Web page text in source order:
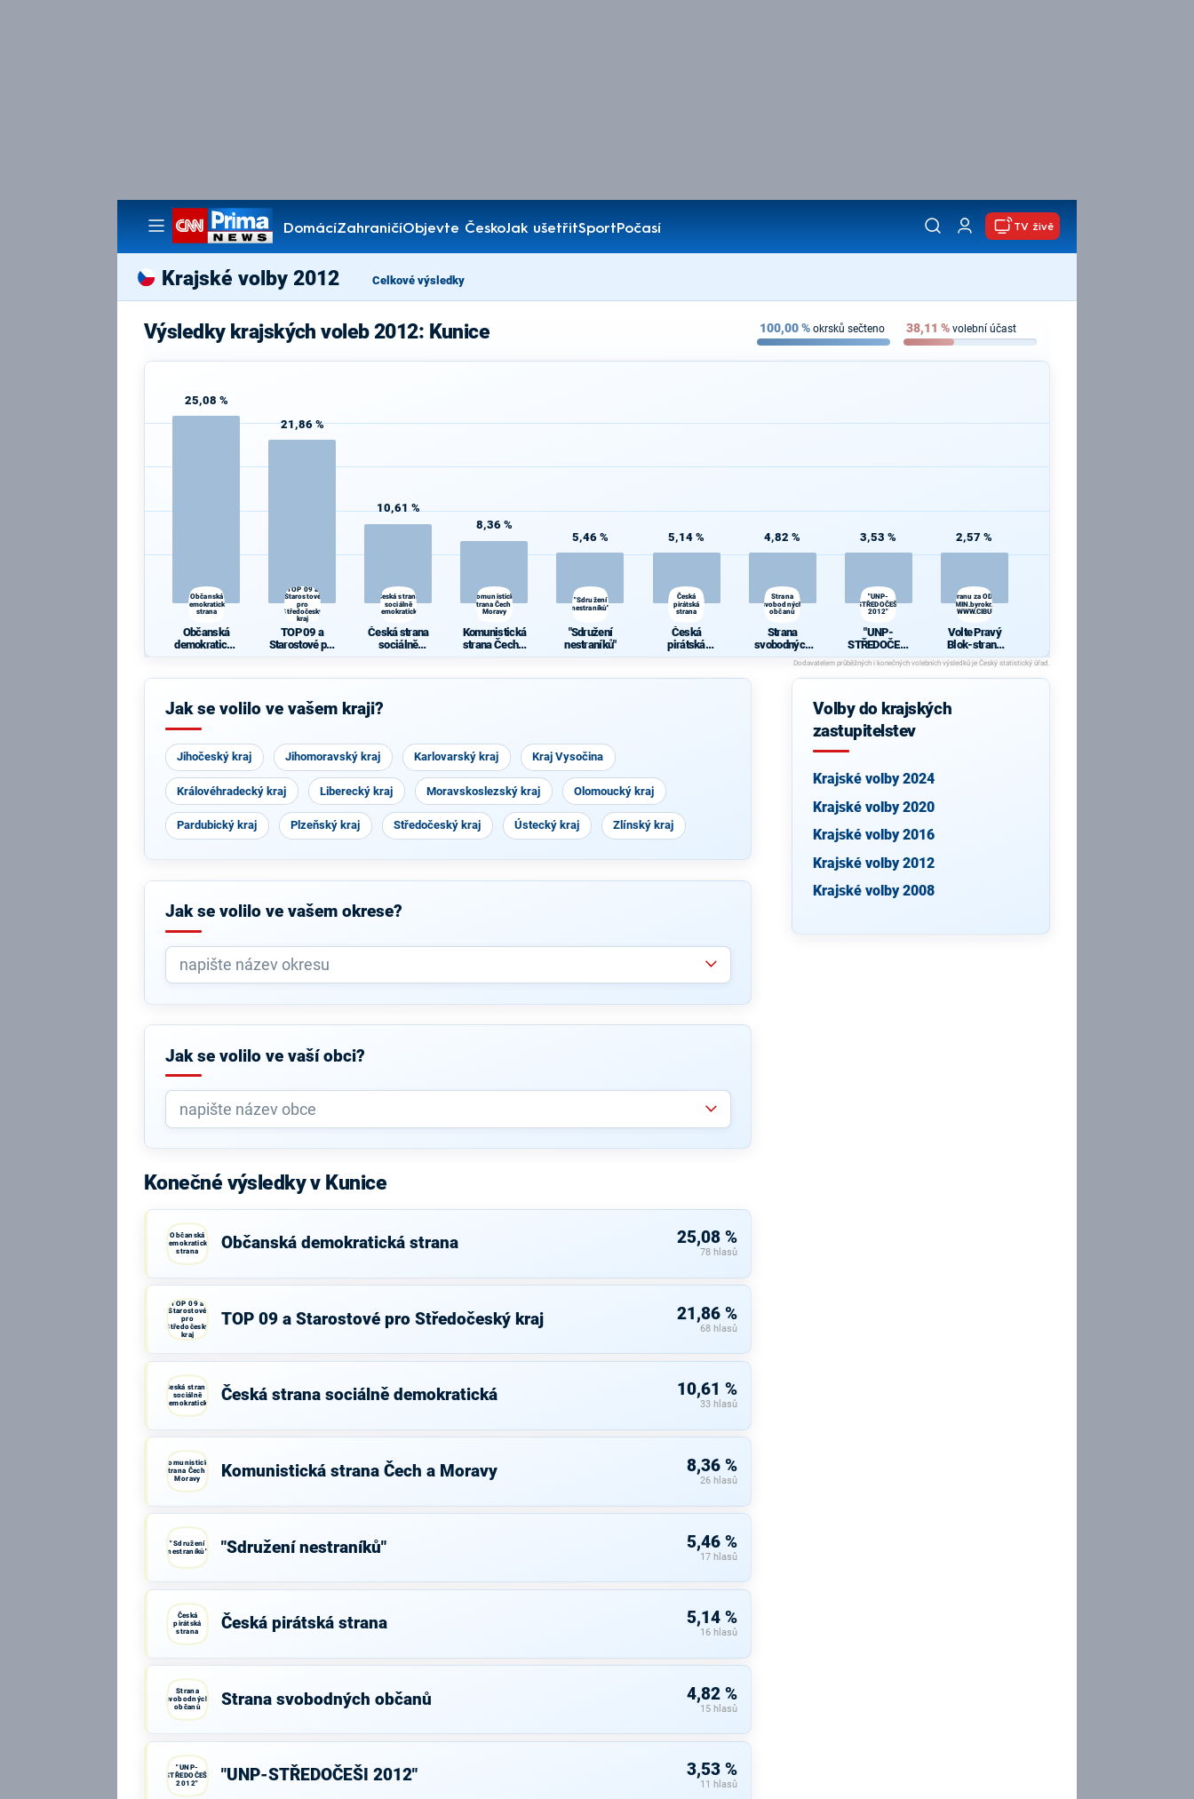
DomácíZahraničíObjevte ČeskoJak ušetřitSportPočasí
Pořady
TV živě
Krajské volby 2012 Celkové výsledky
Výsledky krajských voleb 2012: Kunice 100,00% okrsků sečteno 38,11 % volební účast
25,08 %
Občanská
demokratická
strana
Občanská
demokratická
21,86 %
TOP 09 a
Starostové
pro
Středočeský
kraj
TOP 09 a
Starostové pro
10,61 %
Česká strana
sociálně
demokratická
Česká strana
sociálně
8,36 %
Komunistická
strana Čech a
Moravy
Komunistická
strana Čech a
5,46 %
"Sdružení
nestraníků"
"Sdružení
nestraníků"
5,14 %
Česká
pirátská
strana
Česká
pirátská
strana
4,82 %
Strana
svobodných
občanů
Strana
svobodných
občanů
3,53 %
"UNP-
STŘEDOČEŠI
2012"
"UNP-
STŘEDOČEŠI
2012"
2,57 %
Volte Pravý Blok-stranu za ODVOLAT.polit.,NÍZKÉ
daně,VYROVN.rozp.,MIN.byrokr.,SPRAV.just.,PŘÍMOU
demokr. WWW.CIBULKA.NET
Volte Pravý
Blok-stranu
za
ODVOLAT.poli
t.,NÍZKÉ
N.rozp.,MIN.b
Jak se volilo ve vašem kraji?
Jihočeský kraj Jihomoravský kraj Karlovarský kraj Kraj Vysočina
Královéhradecký kraj Liberecký kraj Moravskoslezský kraj Olomoucký kraj
Pardubický kraj Plzeňský kraj Středočeský kraj Ústecký kraj Zlínský kraj
Jak se volilo ve vašem okrese?
Jak se volilo ve vaší obci?
Konečné výsledky v Kunice
Občanská
demokratická
strana
Občanská demokratická strana 25,08 %
78 hlasů
TOP 09 a
Starostové
pro
Středočeský
kraj
TOP 09 a Starostové pro Středočeský kraj 21,86 %
68 hlasů
Česká strana
sociálně
demokratická
Česká strana sociálně demokratická 10,61 %
33 hlasů
Komunistická
strana Čech a
Moravy
Komunistická strana Čech a Moravy 8,36 %
26 hlasů
"Sdružení
nestraníků"
"Sdružení nestraníků" 5,46 %
17 hlasů
Česká
pirátská
strana
Česká pirátská strana 5,14 %
16 hlasů
Strana
svobodných
občanů
Strana svobodných občanů 4,82 %
15 hlasů
"UNP-
STŘEDOČEŠI
2012"
"UNP-STŘEDOČEŠI 2012" 3,53 %
11 hlasů
Volby do krajských
zastupitelstev
Krajské volby 2024
Krajské volby 2020
Krajské volby 2016
Krajské volby 2012
Krajské volby 2008